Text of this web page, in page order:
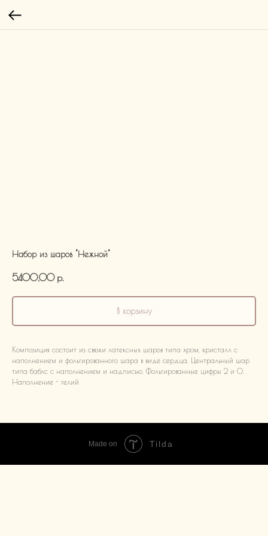
Набор из шаров "Нежной"
5400,00 р.
В корзину
Композиция состоит из связки латексных шаров типа хром, кристалл с
наполнением и фольгированного шара в виде сердца. Центральный шар
типа баблс с наполнением и надписью. Фольгированные цифры 2 и 0.
Наполнение - гелий
Made on Tilda